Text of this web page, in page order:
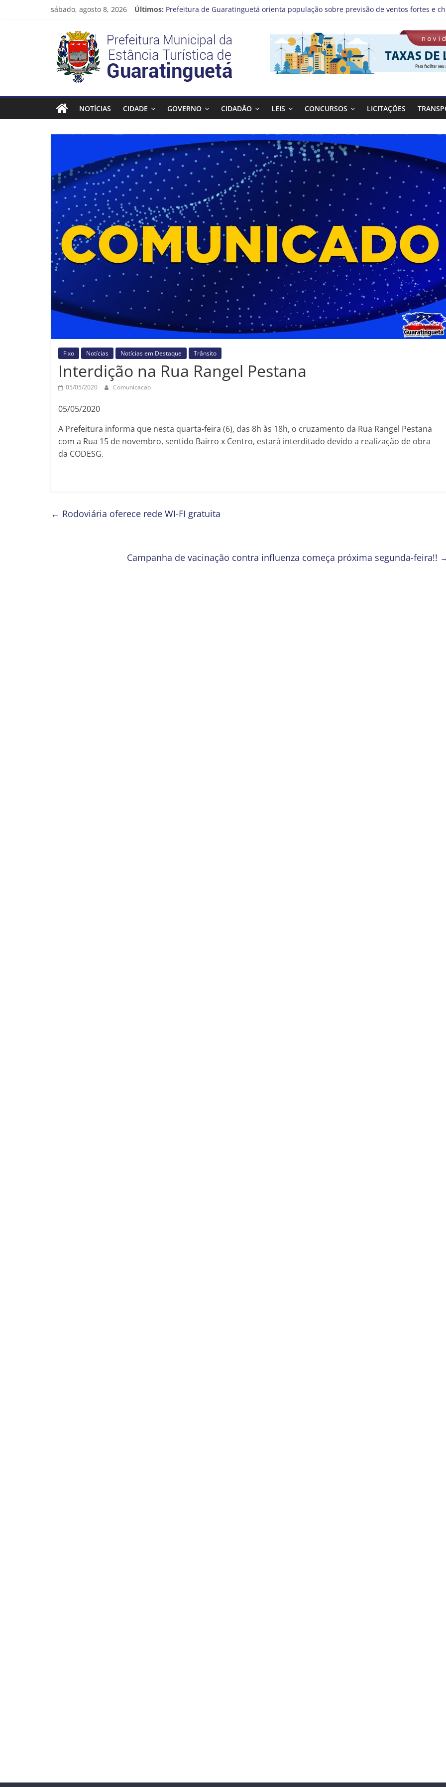
sábado, agosto 8, 2026 Últimos: Prefeitura de Guaratinguetá orienta população sobre previsão de ventos fortes e
Cinema Pontos MIS | Programação de Agosto
Neste sábado (08), a Prefeitura de Guaratinguetá realiza mais uma edição do
A Operação Cata Bagulho atenderá o seguinte bairro neste sábado, (08)
Prefeitura
Estância
Turística
Guaratinguetá
Turística
Guaratinguetá
NOTÍCIAS CIDADE GOVERNO CIDADÃO LEIS CONCURSOS LICITAÇÕES
Fixo Notícias Notícias em Destaque Trânsito
Interdição na Rua Rangel Pestana
05/05/2020 Comunicacao
05/05/2020
A Prefeitura informa que nesta quarta-feira (6), das 8h às 18h, o cruzamento da Rua Rangel Pestana
com a Rua 15 de novembro, sentido Bairro x Centro, estará interditado devido a realização de obra
da CODESG.
← Rodoviária oferece rede WI-FI gratuita
Campanha de vacinação contra influenza começa próxima segunda-feira!!